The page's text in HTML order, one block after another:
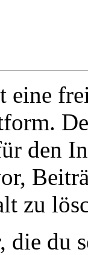
eine
den
zu
die du